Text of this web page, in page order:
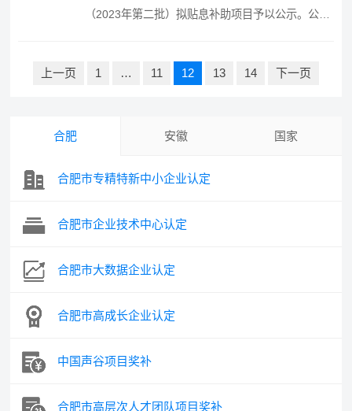
（2023年第二批）拟贴息补助项目予以公示。公示
上一页 1 … 11 12 13 14 下一页
合肥 安徽 国家
合肥市专精特新中小企业认定
合肥市企业技术中心认定
合肥市大数据企业认定
合肥市高成长企业认定
中国声谷项目奖补
合肥市高层次人才团队项目奖补